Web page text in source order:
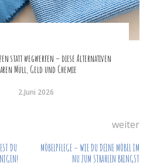
statt wegwerfen – diese Alternativen
Müll, Geld und Chemie
2.Juni 2026
DU
weiter
MÖBELPFLEGE – WIE DU DEINE MÖBEL IM
NU ZUM STRAHLEN BRINGST